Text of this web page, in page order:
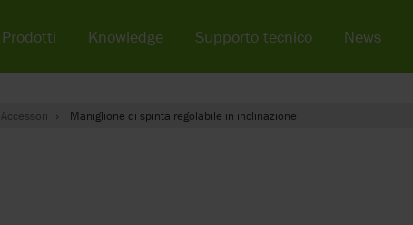
Accessori Maniglione di spinta regolabile in inclinazione
Prodotti Knowledge Supporto tecnico News